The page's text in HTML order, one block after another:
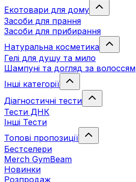
Екотовари для дому
Засоби для прання
Засоби для прибирання
Натуральна косметика
Гелі для душу та мило
Шампуні та догляд за волоссям
Інші категорії
Діагностичні тести
Тести ДНК
Інші Тести
Топові пропозиції
Бестселери
Merch GymBeam
Новинки
Розпродаж